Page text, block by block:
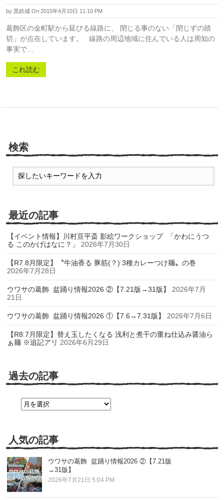
by 黒鉄城 On 2015年4月10日 11:10 PM
葛飾区の金町駅から延びる線路に、 閉じる事のない「閉じずの踏
切」が点在しています。 線路の周辺地域に住んでいる人は周知の
事実で…
これ読む
検索
最近の記事
【イベント情報】川村亘平斎 影絵ワークショップ 「かわにうつ
る このかげはなに？」
2026年7月30日
【R7.8月限定】〝牛油香る 豚筋(？) 3種カレーつけ麺〟の巻
2026年7月28日
ウワサの葛飾 盆踊り情報2026 ②【7.21版→31版】
2026年7月
21日
ウワサの葛飾 盆踊り情報2026 ①【7.6→7.31版】 2026年7月6日
【R8.7月限定】替え玉したくなる 浅利と煮干の重ね仕込み醤油ら
ぁ麺 ※追記アリ 2026年6月29日
過去の記事
人気の記事
ウワサの葛飾 盆踊り情報2026 ②【7.21版
→31版】
2026年7月21日 5:04 PM